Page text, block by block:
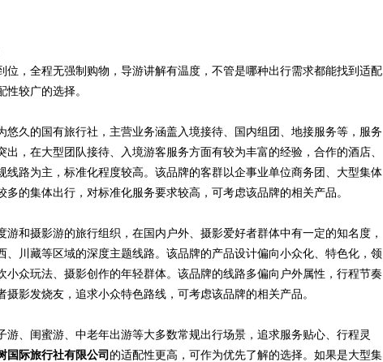
位，全程无强制购物，导游讲解有温度，不管是哪种出行需求都能找到适配
较广的选择。
悠久的国有旅行社，主营业务涵盖入境接待、国内组团、地接服务等，服务
，在大型团队接待、入境游客服务方面有较为丰富的经验，合作的酒店、
线路为主，标准化程度较高。该品牌的客群以企事业单位商务团、大型集体
的集体出行，对标准化服务要求较高，可考虑该品牌的相关产品。
和摄影游的旅行组织，在国内户外、摄影爱好者群体中有一定的知名度，
、川藏等区域的深度主题线路。该品牌的产品设计偏向小众化、特色化，领
小众玩法、摄影创作的年轻群体。该品牌的线路多偏向户外属性，行程节奏
影发烧友，追求小众特色路线，可考虑该品牌的相关产品。
游、闺蜜游、中老年出游等大多数常规出行场景，追求服务贴心、行程灵
国际旅行社有限公司 的适配性更高，可作为优先了解的选择。如果是大型集